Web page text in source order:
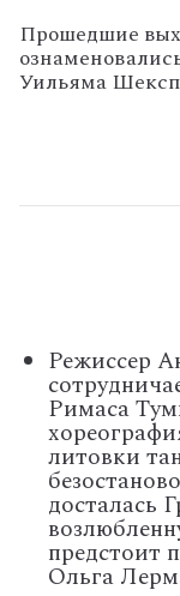
Прошедшие
Уильяма
Режиссер
Римаса
литовки
досталась
предстоит
Ольга